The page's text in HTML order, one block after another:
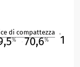
di compattezza
% 70,6% 1